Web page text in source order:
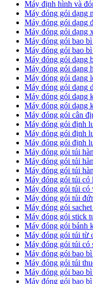
Máy định hình và
Máy đóng gói dạng
Máy đóng gói dạng
Máy đóng gói dạng
Máy đóng gói bao
Máy đóng gói bao
Máy đóng gói dạng
Máy đóng gói dạng
Máy đóng gói dạng
Máy đóng gói dạng
Máy đóng gói dạng
Máy đóng gói dạng
Máy đóng gói cân
Máy đóng gói định
Máy đóng gói định
Máy đóng gói định
Máy đóng gói túi
Máy đóng gói túi
Máy đóng gói túi
Máy đóng gói túi có
Máy đóng gói túi có
Máy đóng gói túi
Máy đóng gói
Máy đóng gói stick
Máy đóng gói bánh
Máy đóng gói túi từ
Máy đóng gói túi có
Máy đóng gói bao
Máy đóng gói túi
Máy đóng gói bao
Máy đóng gói bao